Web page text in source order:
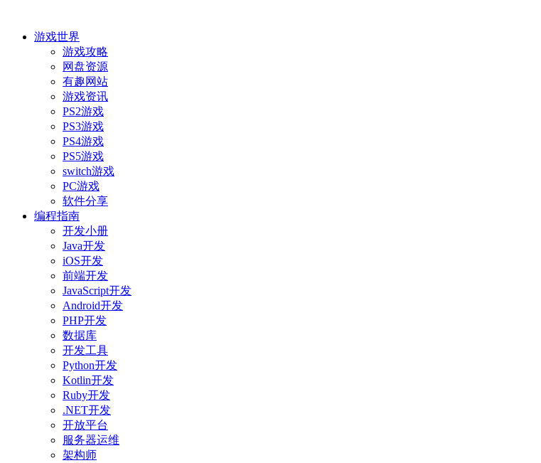
游戏世界
游戏攻略
网盘资源
有趣网站
游戏资讯
PS2游戏
PS3游戏
PS4游戏
PS5游戏
switch游戏
PC游戏
软件分享
编程指南
开发小册
Java开发
iOS开发
前端开发
JavaScript开发
Android开发
PHP开发
数据库
开发工具
Python开发
Kotlin开发
Ruby开发
.NET开发
开放平台
服务器运维
架构师